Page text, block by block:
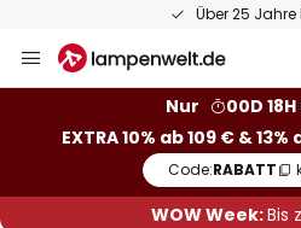
Über 25 Jahre Erfahrung
Inhalt
Nur
00D
EXTRA 10% ab 109 € & 13%
Code:RABATT
WOW Week:Bis